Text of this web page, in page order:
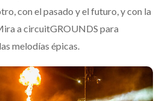
con el pasado y el futuro, y con la
a circuitGROUNDS para
melodías épicas.